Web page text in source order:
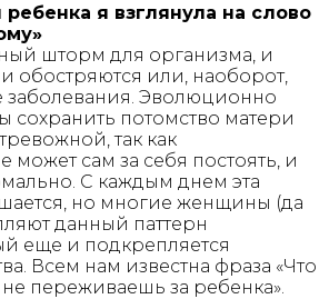
я взглянула на слово
шторм для организма, и
обостряются или, наоборот,
заболевания. Эволюционно
сохранить потомство матери
так как
сам за себя постоять, и
С каждым днем эта
но многие женщины (да
данный паттерн
еще и подкрепляется
Всем нам известна фраза «Что
не переживаешь за ребенка».